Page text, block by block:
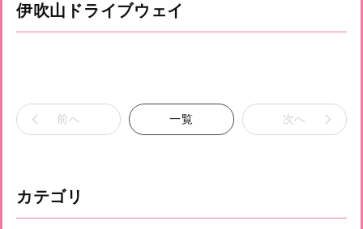
伊吹山ドライブウェイ
前へ 一覧 次へ
カテゴリ